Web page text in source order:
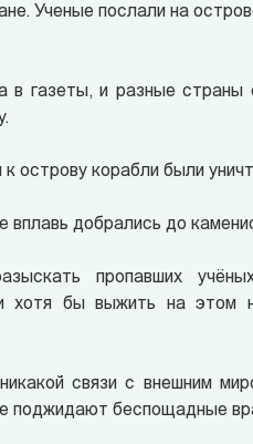
Ученые послали на
в газеты, и разные страны
к острову корабли были
вплавь добрались до
пропавших
хотя бы выжить на этом
связи с внешним
поджидают беспощадные